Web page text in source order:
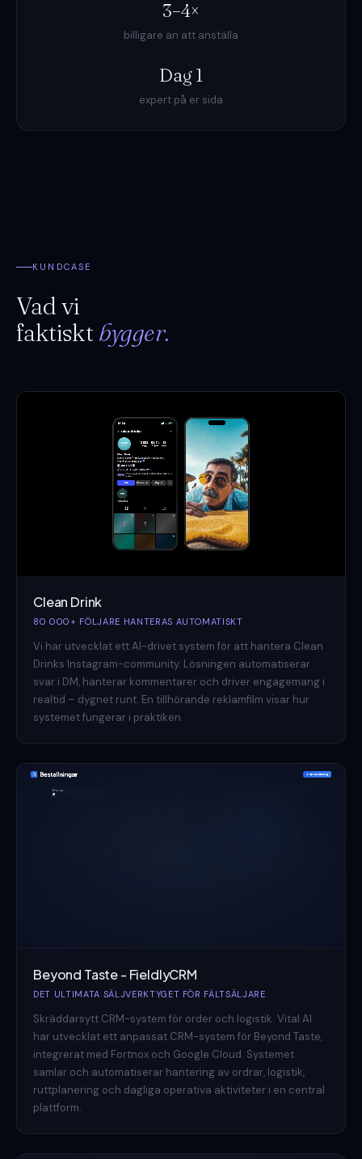
3–4×
billigare än att anställa
Dag 1
expert på er sida
KUNDCASE
Vad vi
faktiskt bygger.
Clean Drink
80 000+ FÖLJARE HANTERAS AUTOMATISKT
Vi har utvecklat ett AI-drivet system för att hantera Clean
Drinks Instagram-community. Lösningen automatiserar
svar i DM, hanterar kommentarer och driver engagemang i
realtid – dygnet runt. En tillhörande reklamfilm visar hur
systemet fungerar i praktiken.
Beyond Taste - FieldlyCRM
DET ULTIMATA SÄLJVERKTYGET FÖR FÄLTSÄLJARE
Skräddarsytt CRM-system för order och logistik. Vital AI
har utvecklat ett anpassat CRM-system för Beyond Taste,
integrerat med Fortnox och Google Cloud. Systemet
samlar och automatiserar hantering av ordrar, logistik,
ruttplanering och dagliga operativa aktiviteter i en central
plattform.